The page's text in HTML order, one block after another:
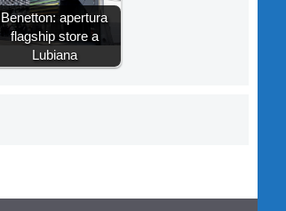
Benetton: apertura
flagship store a
Lubiana